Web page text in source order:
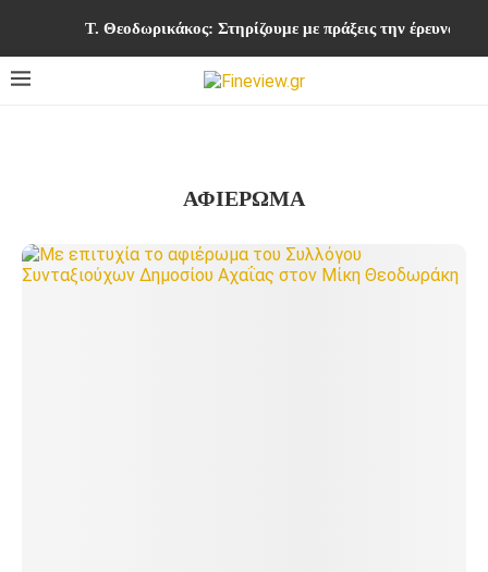
Τ. Θεοδωρικάκος: Στηρίζουμε με πράξεις την έρευνα και
ΑΦΙΕΡΩΜΑ